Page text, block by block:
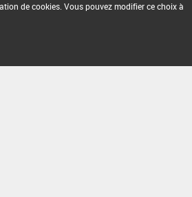
de cookies. Vous pouvez modifier ce choix à